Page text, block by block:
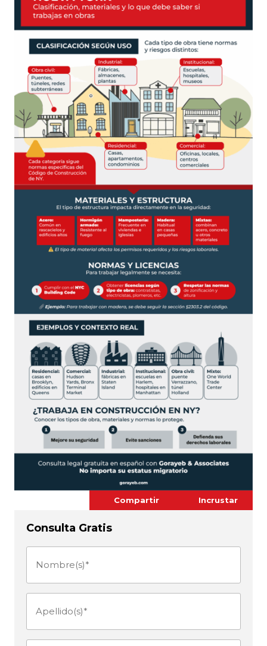
Compartir Incrustar
Consulta Gratis
Nombre(s)
Apellido(s)